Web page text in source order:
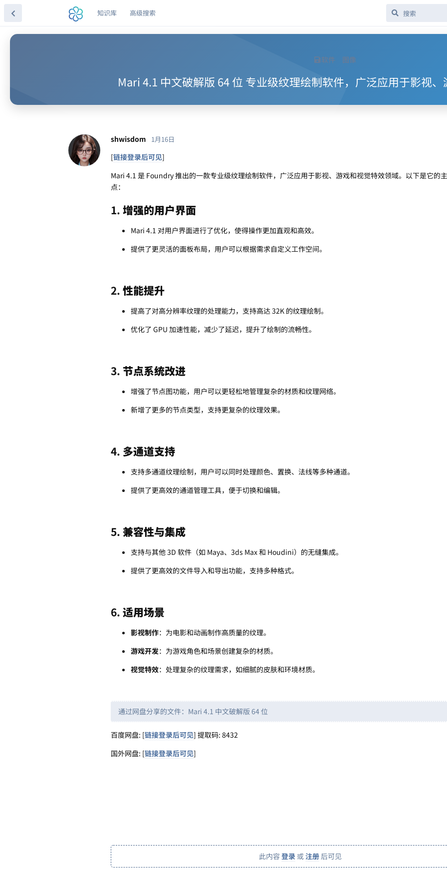
知识库 高级搜索
软件 图像
Mari 4.1 中文破解版 64 位 专业级纹理绘制软件，广泛应用于影视
shwisdom 1月16日
[链接登录后可见]
Mari 4.1 是 Foundry 推出的一款专业级纹理绘制软件，广泛应用于影视、游戏和视觉特效领域。以下是它的
点：
1. 增强的用户界面
Mari 4.1 对用户界面进行了优化，使得操作更加直观和高效。
提供了更灵活的面板布局，用户可以根据需求自定义工作空间。
2. 性能提升
提高了对高分辨率纹理的处理能力，支持高达 32K 的纹理绘制。
优化了 GPU 加速性能，减少了延迟，提升了绘制的流畅性。
3. 节点系统改进
增强了节点图功能，用户可以更轻松地管理复杂的材质和纹理网络。
新增了更多的节点类型，支持更复杂的纹理效果。
4. 多通道支持
支持多通道纹理绘制，用户可以同时处理颜色、置换、法线等多种通道。
提供了更高效的通道管理工具，便于切换和编辑。
5. 兼容性与集成
支持与其他 3D 软件（如 Maya、3ds Max 和 Houdini）的无缝集成。
提供了更高效的文件导入和导出功能，支持多种格式。
6. 适用场景
影视制作：为电影和动画制作高质量的纹理。
游戏开发：为游戏角色和场景创建复杂的材质。
视觉特效：处理复杂的纹理需求，如细腻的皮肤和环境材质。
通过网盘分享的文件：Mari 4.1 中文破解版 64 位
百度网盘: [链接登录后可见] 提取码: 8432
国外网盘: [链接登录后可见]
此内容 登录 或注册 后可见